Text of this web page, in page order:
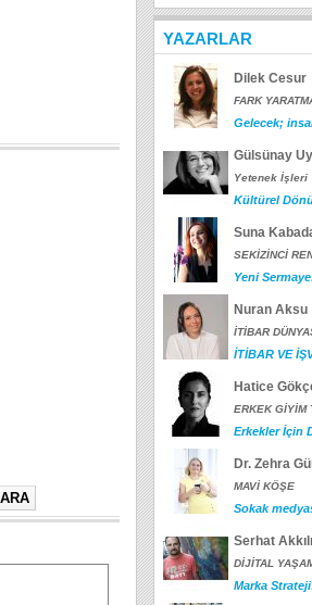
YAZARLAR
Dilek Cesur
FARK
Gelecek;
Gülsünay
Yetenek İşleri
Kültürel
Suna
SEKİZİNCİ
Yeni
Nuran Aksu
İTİBAR
İTİBAR VE
Hatice
ERKEK GİYİM
Erkekler İçin
Dr. Zehra
MAVİ KÖŞE
Sokak
Serhat
DİJİTAL
Marka